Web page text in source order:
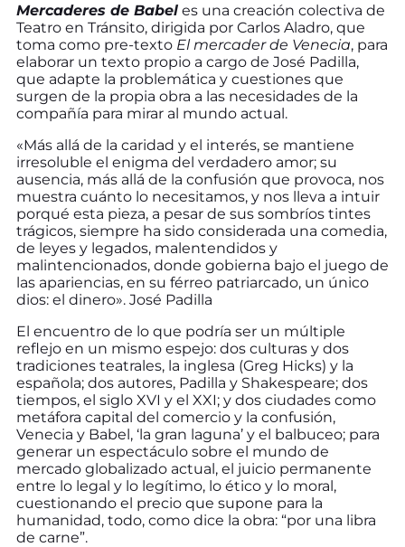
Mercaderes de Babel es una creación colectiva de
Teatro en Tránsito, dirigida por Carlos Aladro, que
toma como pre-texto El mercader de Venecia, para
elaborar un texto propio a cargo de José Padilla,
que adapte la problemática y cuestiones que
surgen de la propia obra a las necesidades de la
compañía para mirar al mundo actual.
«Más allá de la caridad y el interés, se mantiene
irresoluble el enigma del verdadero amor; su
ausencia, más allá de la confusión que provoca, nos
muestra cuánto lo necesitamos, y nos lleva a intuir
porqué esta pieza, a pesar de sus sombríos tintes
trágicos, siempre ha sido considerada una comedia,
de leyes y legados, malentendidos y
malintencionados, donde gobierna bajo el juego de
las apariencias, en su férreo patriarcado, un único
dios: el dinero». José Padilla
El encuentro de lo que podría ser un múltiple
reflejo en un mismo espejo: dos culturas y dos
tradiciones teatrales, la inglesa (Greg Hicks) y la
española; dos autores, Padilla y Shakespeare; dos
tiempos, el siglo XVI y el XXI; y dos ciudades como
metáfora capital del comercio y la confusión,
Venecia y Babel, ‘la gran laguna’ y el balbuceo; para
generar un espectáculo sobre el mundo de
mercado globalizado actual, el juicio permanente
entre lo legal y lo legítimo, lo ético y lo moral,
cuestionando el precio que supone para la
humanidad, todo, como dice la obra: “por una libra
de carne”.